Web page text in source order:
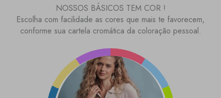
NOSSOS BÁSICOS TEM COR !
Escolha com facilidade as cores que mais te favorecem,
conforme sua cartela cromática da coloração pessoal.